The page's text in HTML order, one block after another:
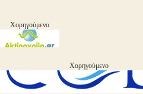
Χορηγούμενο
Χορηγούμενο